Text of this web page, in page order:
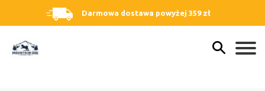
Darmowa dostawa powyżej 359 zł